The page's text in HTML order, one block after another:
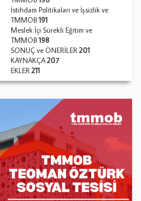
İstihdam Politikaları ve İşsizlik ve
TMMOB191
Meslek İçi Sürekli Eğitim ve
TMMOB198
SONUÇ ve ÖNERİLER 201
KAYNAKÇA207
EKLER 211